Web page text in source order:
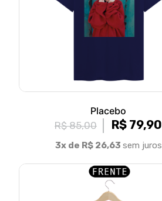
Placebo
R$ 85,00
R$ 79,90
3x de R$ 26,63 sem juros